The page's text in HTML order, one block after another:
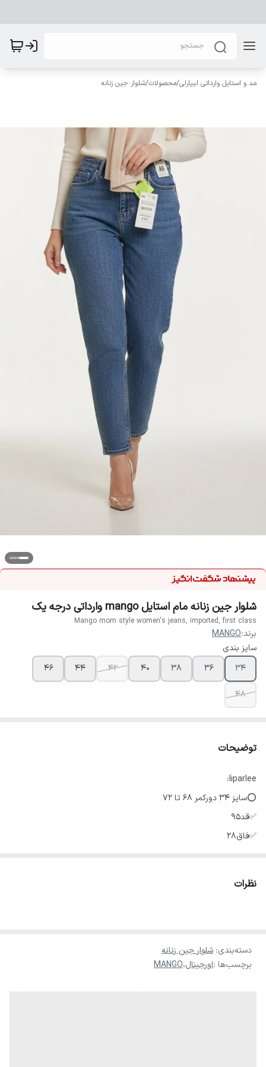
مد و استایل وارداتی لیپارلی/محصولات/شلوار جین زنانه
شلوار جین زنانه مام استایل mango وارداتی درجه یک
Mango mom style women's jeans, imported, first class
برند:MANGO
سایز بندی
34
36
38
40
42
44
46
48
توضیحات
liparlee:
⭕سایز 34 دورکمر 68 تا 72
✅قد95
✅فاق28
✅دمپا15
✅قد97
✅فاق28
نظرات
دسته‌بندی: شلوار جین زنانه
برچسب‌ها :اورجینال،MANGO